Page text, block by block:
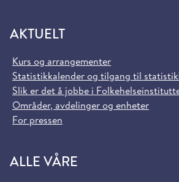
AKTUELT
Kurs og arrangementer
Statistikkalender og tilgang til
Slik er det å jobbe i
Områder, avdelinger og enheter
For pressen
ALLE VÅRE